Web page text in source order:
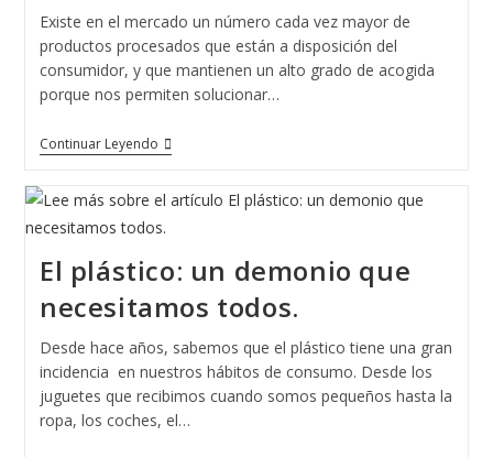
Existe en el mercado un número cada vez mayor de
productos procesados que están a disposición del
consumidor, y que mantienen un alto grado de acogida
porque nos permiten solucionar…
Continuar LeyendoLos
Productos
Qué
Sobre
El plástico: un demonio que
necesitamos todos.
Desde hace años, sabemos que el plástico tiene una gran
incidencia en nuestros hábitos de consumo. Desde los
juguetes que recibimos cuando somos pequeños hasta la
ropa, los coches, el…